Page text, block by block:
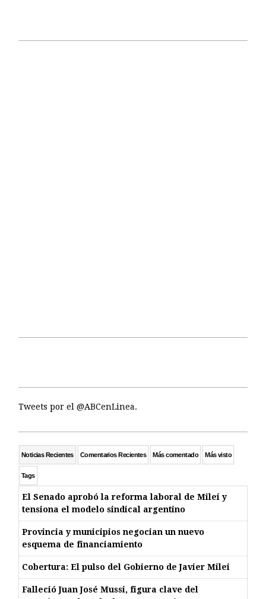
Tweets por el @ABCenLinea.
Noticias Recientes Comentarios Recientes Más comentado Más visto
Tags
El Senado aprobó la reforma laboral de Milei y
tensiona el modelo sindical argentino
Provincia y municipios negocian un nuevo
esquema de financiamiento
Cobertura: El pulso del Gobierno de Javier Milei
Falleció Juan José Mussi, figura clave del